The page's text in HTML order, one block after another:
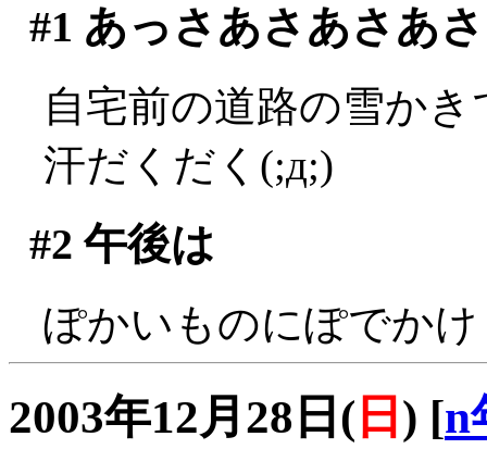
#1 あっさあさあさあ
自宅前の道路の雪か
汗だくだく(;д;)
#2 午後は
ぽかいものにぽでかけ
2003年12月28日( 日 ) [n